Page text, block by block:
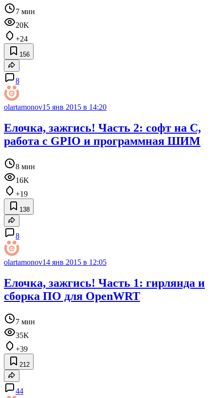
7 мин
20K
+24
156
8
olartamonov15 янв 2015 в 14:20
Елочка, зажгись! Часть 2: софт на C,
работа с GPIO и программная ШИМ
8 мин
16K
+19
138
8
olartamonov14 янв 2015 в 12:05
Елочка, зажгись! Часть 1: гирлянда и
сборка ПО для OpenWRT
7 мин
35K
+39
212
44